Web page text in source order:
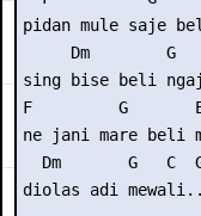
pidan mule saje
Dm        G
sing bise beli
F         G
ne jani mare beli
Dm       G   C
diolas adi mewali..